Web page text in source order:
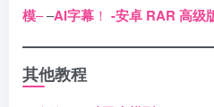
模––AI字幕 ！ -安卓 RAR 高级
其他教程